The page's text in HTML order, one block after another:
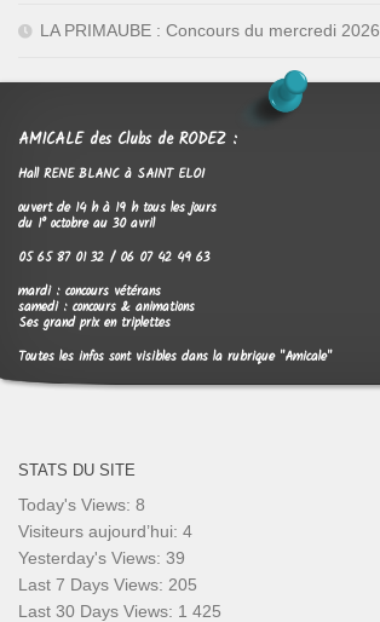
LA PRIMAUBE : Concours du mercredi 2026.
AMICALE des Clubs de RODEZ :
Hall RENE BLANC à SAINT ELOI
ouvert de 14 h à 19 h tous les jours
du 1° octobre au 30 avril
05 65 87 01 32 / 06 07 42 49 63
mardi : concours vétérans
samedi : concours & animations
Ses grand prix en triplettes
Toutes les infos sont visibles dans la rubrique "Amicale"
STATS DU SITE
Today's Views: 8
Visiteurs aujourd’hui: 4
Yesterday's Views: 39
Last 7 Days Views: 205
Last 30 Days Views: 1 425